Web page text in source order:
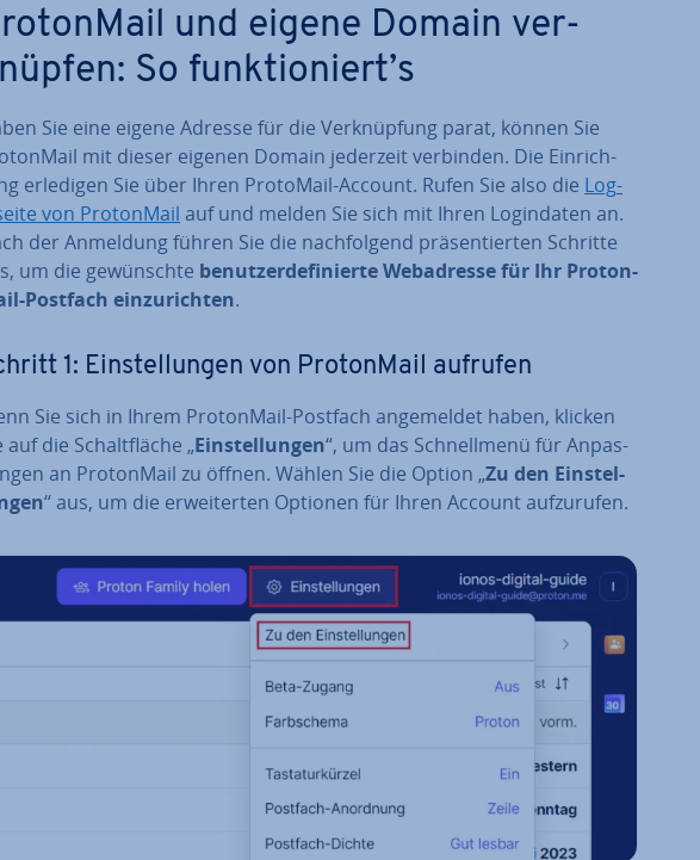
und eigene Domain ver­
So funk­tio­niert’s
Sie eine eigene Adresse für die Ver­knüp­fung parat, können Sie
mit dieser eigenen Domain jederzeit verbinden. Die Ein­rich­
erledigen Sie über Ihren ProtoMail-Account. Rufen Sie also die Log­
von Pro­ton­Mail auf und melden Sie sich mit Ihren Log­in­da­ten an.
der Anmeldung führen Sie die nach­fol­gend prä­sen­tier­ten Schritte
um die ge­wünsch­te be­nut­zer­de­fi­nier­te Web­adres­se für Ihr Pro­ton­
Postfach ein­zu­rich­ten.
1: Ein­stel­lun­gen von Pro­ton­Mail aufrufen
Sie sich in Ihrem Pro­ton­Mail-Postfach an­ge­mel­det haben, klicken
auf die Schalt­flä­che „Ein­stel­lun­gen“, um das Schnell­me­nü für An­pas­
an Pro­ton­Mail zu öffnen. Wählen Sie die Option „Zu den Ein­stel­
“ aus, um die er­wei­ter­ten Optionen für Ihren Account auf­zu­ru­fen.